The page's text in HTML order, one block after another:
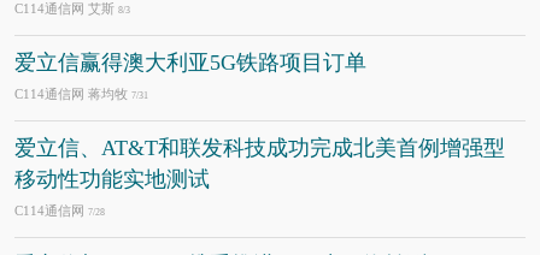
C114通信网 艾斯 8/3
爱立信赢得澳大利亚5G铁路项目订单
C114通信网 蒋均牧 7/31
爱立信、AT&T和联发科技成功完成北美首例增强型
移动性功能实地测试
C114通信网 7/28